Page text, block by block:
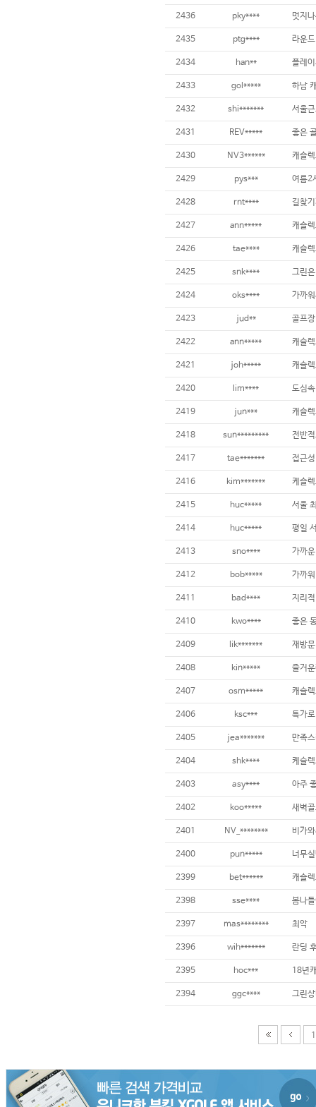
2436 pky**** 멋지
2435 ptg**** 라운
2434 han** 플레
2433 gol***** 하남
2432 shi******* 서울
2431 REV***** 좋은
2430 NV3****** 캐슬
2429 pys*** 여름2
2428 rnt**** 길찾
2427 ann***** 캐슬
2426 tae**** 캐슬
2425 snk**** 그린
2424 oks**** 가까
2423 jud** 골프
2422 ann***** 캐슬
2421 joh***** 캐슬
2420 lim**** 도심
2419 jun*** 캐슬
2418 sun********* 전반
2417 tae*******
2416 kim*******
2415 huc*****
2414 huc*****
2413 sno**** 가까
2412 bob***** 가까워
2411 bad****
2410 kwo****
2409 lik******* 재방
2408 kin***** 즐거
2407 osm***** 캐슬
2406 ksc*** 특가
2405 jea******* 만족
2404 shk****
2403 asy**** 아주
2402 koo***** 새벽
2401 NV_********
2400 pun***** 너무
2399 bet******
2398 sse**** 봄나
2397 mas******** 최악
2396 wih******* 란딩
2395 hoc*** 18년
2394 ggc**** 그린
1